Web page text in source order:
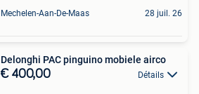
Mechelen-Aan-De-Maas 28 juil. 26
Delonghi PAC pinguino mobiele airco
€ 400,00 Détails